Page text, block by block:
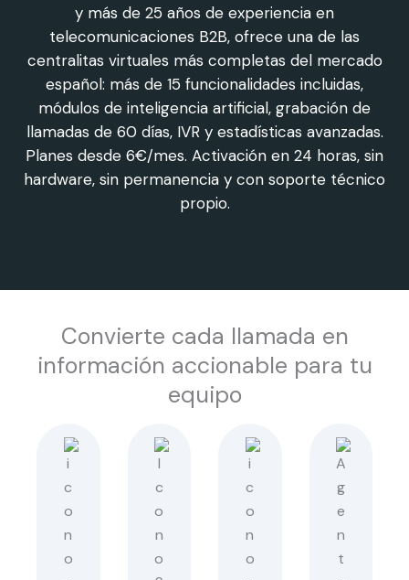
y más de 25 años de experiencia en
telecomunicaciones B2B, ofrece una de las
centralitas virtuales más completas del mercado
español: más de 15 funcionalidades incluidas,
módulos de inteligencia artificial, grabación de
llamadas de 60 días, IVR y estadísticas avanzadas.
Planes desde 6€/mes. Activación en 24 horas, sin
hardware, sin permanencia y con soporte técnico
propio.
Convierte cada llamada en
información accionable para tu
equipo